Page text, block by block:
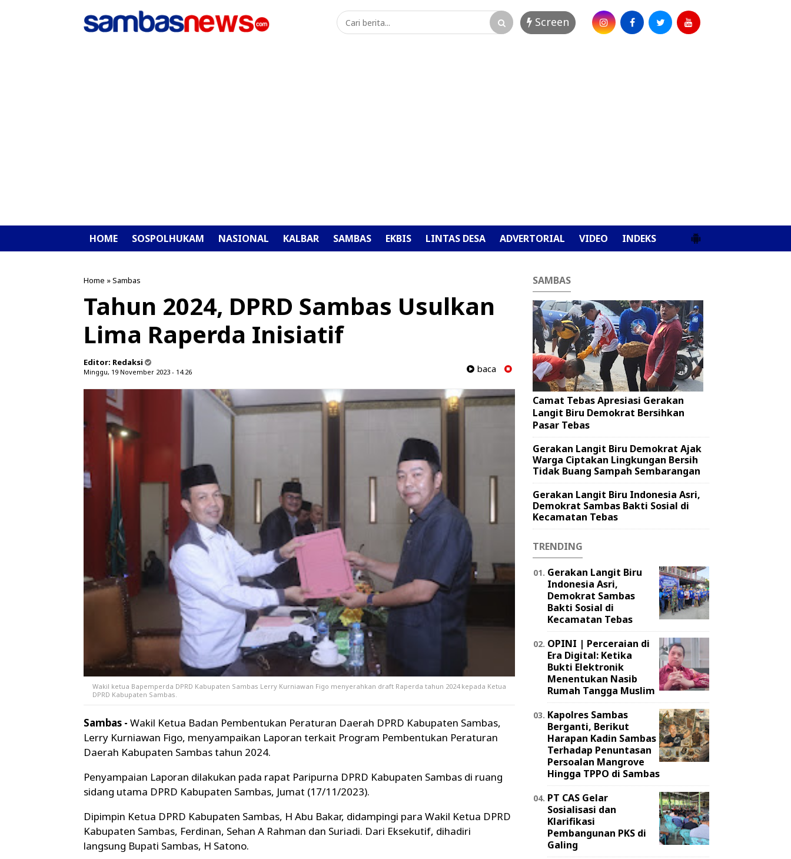
Screen
HOME SOSPOLHUKAM NASIONAL KALBAR SAMBAS EKBIS LINTAS DESA ADVERTORIAL VIDEO INDEKS
Home »Sambas
Tahun 2024, DPRD Sambas Usulkan
Lima Raperda Inisiatif
Editor: Redaksi
Minggu, 19 November 2023 - 14.26 baca
Wakil ketua Bapemperda DPRD Kabupaten Sambas Lerry Kurniawan Figo menyerahkan draft Raperda tahun 2024 kepada Ketua
DPRD Kabupaten Sambas.
Sambas - Wakil Ketua Badan Pembentukan Peraturan Daerah DPRD Kabupaten Sambas,
Lerry Kurniawan Figo, menyampaikan Laporan terkait Program Pembentukan Peraturan
Daerah Kabupaten Sambas tahun 2024.
Penyampaian Laporan dilakukan pada rapat Paripurna DPRD Kabupaten Sambas di ruang
sidang utama DPRD Kabupaten Sambas, Jumat (17/11/2023).
Dipimpin Ketua DPRD Kabupaten Sambas, H Abu Bakar, didampingi para Wakil Ketua DPRD
Kabupaten Sambas, Ferdinan, Sehan A Rahman dan Suriadi. Dari Eksekutif, dihadiri
langsung Bupati Sambas, H Satono.
SAMBAS
Camat Tebas Apresiasi Gerakan
Langit Biru Demokrat Bersihkan
Pasar Tebas
Gerakan Langit Biru Demokrat Ajak
Warga Ciptakan Lingkungan Bersih
Tidak Buang Sampah Sembarangan
Gerakan Langit Biru Indonesia Asri,
Demokrat Sambas Bakti Sosial di
Kecamatan Tebas
TRENDING
Gerakan Langit Biru
Indonesia Asri,
Demokrat Sambas
Bakti Sosial di
Kecamatan Tebas
OPINI | Perceraian di
Era Digital: Ketika
Bukti Elektronik
Menentukan Nasib
Rumah Tangga Muslim
Kapolres Sambas
Berganti, Berikut
Harapan Kadin Sambas
Terhadap Penuntasan
Persoalan Mangrove
Hingga TPPO di Sambas
PT CAS Gelar
Sosialisasi dan
Klarifikasi
Pembangunan PKS di
Galing